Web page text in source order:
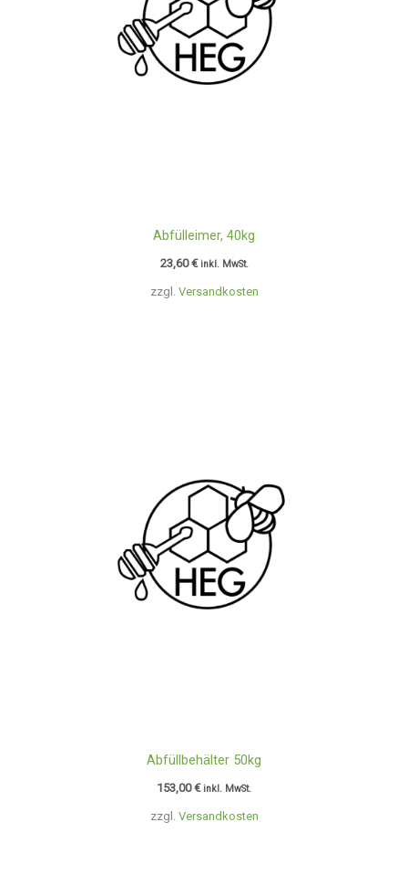
zzgl. Versandkosten
Abfülleimer, 40kg
23,60€ inkl. MwSt.
zzgl. Versandkosten
Abfüllbehälter 50kg
153,00€ inkl. MwSt.